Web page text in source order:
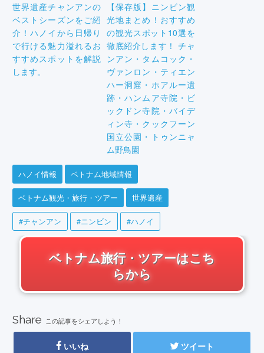
世界遺産チャンアンの
ベストシーズンをご紹
介！ハノイから日帰り
で行ける魅力溢れるお
すすめスポットを解説
します。
【保存版】ニンビン観
光地まとめ！おすすめ
の観光スポット10選を
徹底紹介します！ チャ
ンアン・タムコック・
ヴァンロン・ティエン
ハー洞窟・ホアルー遺
跡・ハンムア寺院・ビ
ックドン寺院・バイデ
ィン寺・クックフーン
国立公園・トゥンニャ
ム野鳥園
ハノイ情報 ベトナム地域情報
ベトナム観光・旅行・ツアー 世界遺産
#チャンアン #ニンビン #ハノイ
ベトナム旅行・ツアーはこち
らから
Share この記事をシェアしよう！
いいね ツイート